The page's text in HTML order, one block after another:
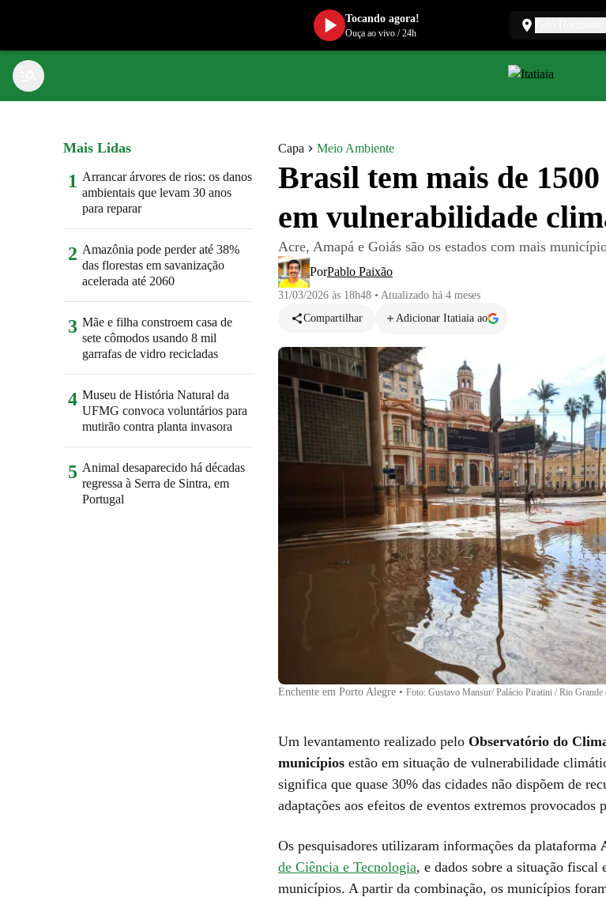
Capa Meio Ambiente
Brasil tem mais de
em vulnerabilidade
Acre, Amapá e Goiás são os estados com mais
PorPablo Paixão
31/03/2026 às 18h48 • Atualizado há 4 meses
Compartilhar
Adicionar Itatiaia ao
Enchente em Porto Alegre • Foto: Gustavo Mansur/ Palácio Piratini / Rio Grande
Um levantamento realizado pelo Observatório do
municípios estão em situação de vulnerabilidade
significa que quase 30% das cidades não dispõem de
adaptações aos efeitos de eventos extremos provocados
Os pesquisadores utilizaram informações da plataforma
de Ciência e Tecnologia, e dados sobre a situação fiscal
municípios. A partir da combinação, os municípios
Mais Lidas
1 Arrancar árvores de rios: os danos
ambientais que levam 30 anos
para reparar
2 Amazônia pode perder até 38%
das florestas em savanização
acelerada até 2060
3 Mãe e filha constroem casa de
sete cômodos usando 8 mil
garrafas de vidro recicladas
4 Museu de História Natural da
UFMG convoca voluntários para
mutirão contra planta invasora
5 Animal desaparecido há décadas
regressa à Serra de Sintra, em
Portugal
Tocando agora!
Ouça ao vivo/24h